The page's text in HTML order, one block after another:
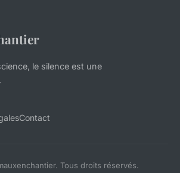
le silence est une
Contact
Tous droits réservés.